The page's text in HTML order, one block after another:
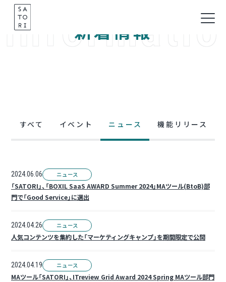
Skip
新着情報
すべて イベント ニュース 機能リリース
2024.06.06 ニュース
「SATORI」、「BOXIL SaaS AWARD Summer 2024」MAツール(BtoB)部
門で「Good Service」に選出
2024.04.26 ニュース
人気コンテンツを集約した「マーケティングキャンプ」を期間限定で公開
2024.04.19 ニュース
MAツール「SATORI」、ITreview Grid Award 2024 Spring MAツール部門